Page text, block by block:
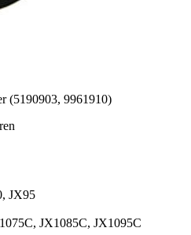
(5190903, 9961910)
JX95
JX1085C, JX1095C